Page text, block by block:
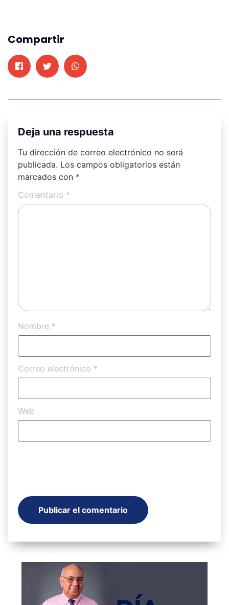
Compartir
Deja una respuesta
Tu dirección de correo electrónico no será
publicada. Los campos obligatorios están
marcados con *
Comentario *
Nombre *
Correo electrónico *
Web